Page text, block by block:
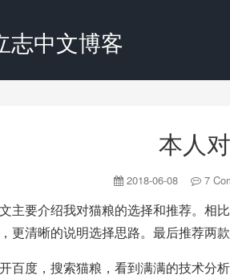
志中文博客
本人
2018-06-08 7
主要介绍我对猫粮的选择和推荐。相
更清晰的说明选择思路。最后推荐两
百度，搜索猫粮，看到满满的技术分